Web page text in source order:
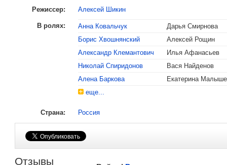
Режиссер: Алексей Шикин
В ролях: Анна Ковальчук
Дарья Смирнова
Борис Хвошнянский
Алексей Рощин
Александр Клемантович
Илья Афанасьев
Николай Спиридонов
Вася Найденов
Алена Баркова
Екатерина
еще...
Страна: Россия
Отзывы